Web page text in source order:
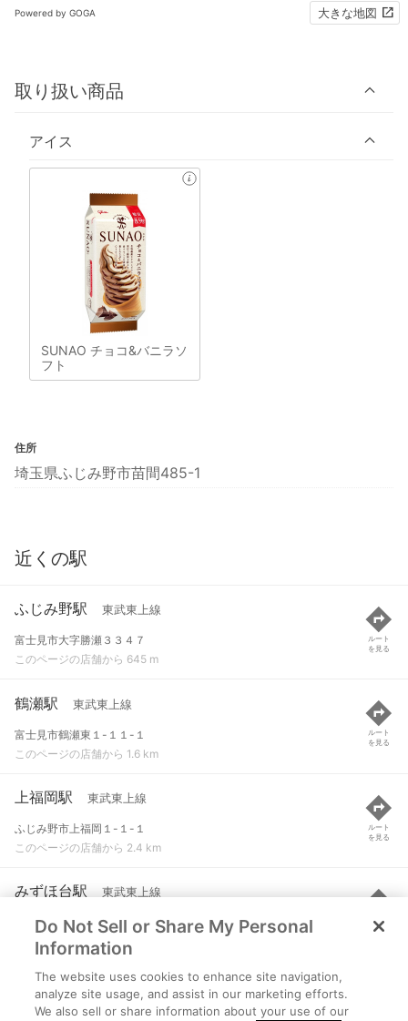
Powered by GOGA 大きな地図
取り扱い商品
アイス
SUNAO チョコ&バニラソ
フト
住所
埼玉県ふじみ野市苗間485-1
近くの駅
ふじみ野駅 東武東上線
富士見市大字勝瀬３３４７
このページの店舗から 645 m
ルート
を見る
鶴瀬駅 東武東上線
富士見市鶴瀬東１-１１-１
このページの店舗から 1.6 km
ルート
を見る
上福岡駅 東武東上線
ふじみ野市上福岡１-１-１
このページの店舗から 2.4 km
ルート
を見る
みずほ台駅 東武東上線
富士見市東みずほ台２-２９-１
このページの店舗から 2.9 km
ルート
を見る
柳瀬川駅 東武東上線
志木市館２-５-１
Do Not Sell or Share My Personal
Information
The website uses cookies to enhance site navigation,
analyze site usage, and assist in our marketing efforts.
We also sell or share information about your use of our